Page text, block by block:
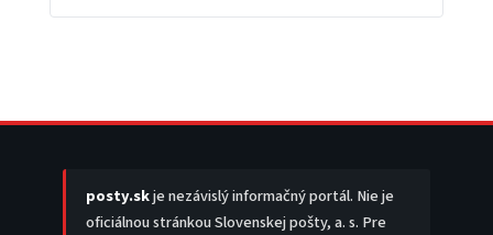
posty.skje nezávislý informačný portál. Nie je
oficiálnou stránkou Slovenskej pošty, a. s. Pre